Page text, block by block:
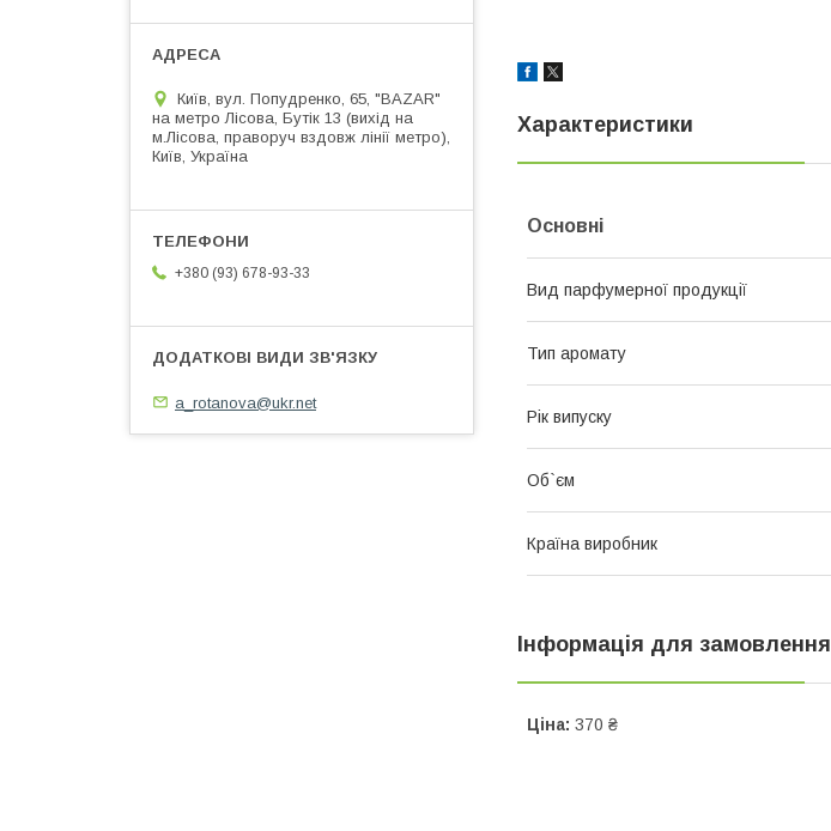
Характеристики
Основні
Вид парфумерної продукції
Тип аромату
Рік випуску
Об`єм
Країна виробник
Інформація для замовлення
Ціна: 370 ₴
Київ, вул. Попудренко, 65, "BAZAR"
на метро Лісова, Бутік 13 (вихід на
м.Лісова, праворуч вздовж лінії метро),
Київ, Україна
+380 (93) 678-93-33
a_rotanova@ukr.net